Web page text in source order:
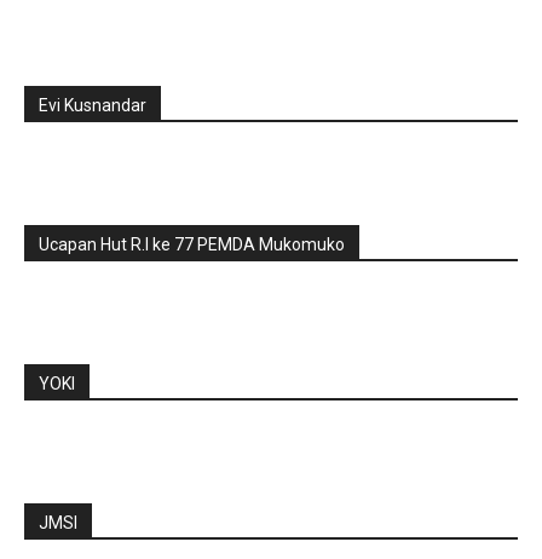
Evi Kusnandar
Ucapan Hut R.I ke 77 PEMDA Mukomuko
YOKI
JMSI